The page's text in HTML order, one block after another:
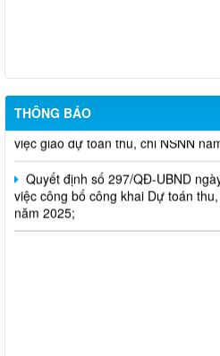
THÔNG BÁO
sắp xếp).
Quyết định số 203/QĐ-UBND
việc giao dự toán thu, chi NSNN
Quyết định số 297/QĐ-UBND
việc công bố công khai Dự toán
năm 2025;